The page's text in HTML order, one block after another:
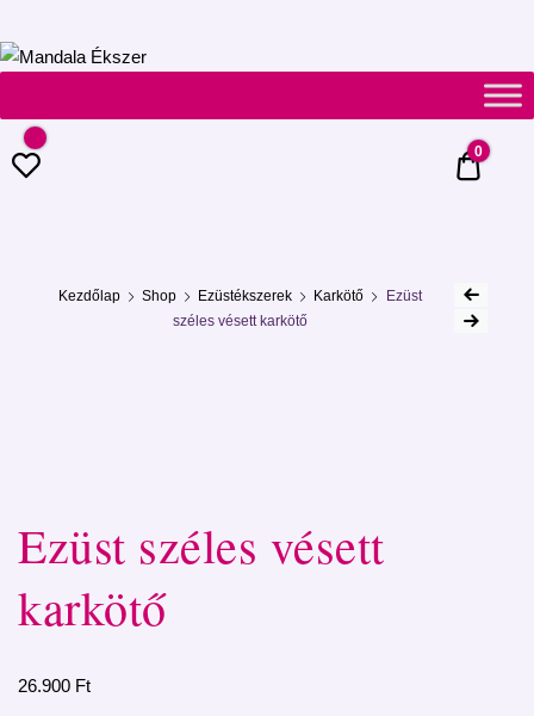
Mandala
Ékszer
0 Ft
0
Kezdőlap Shop Ezüstékszerek Karkötő
Ezüst
széles vésett karkötő
Ezüst széles vésett
karkötő
26.900 Ft